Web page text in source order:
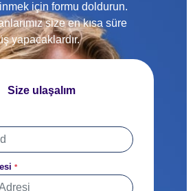
için formu doldurun.
size en kısa süre
yapacaklardır.
Size ulaşalım
*